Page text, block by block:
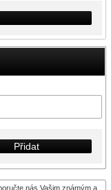
Přidat
nás Vašim známým a